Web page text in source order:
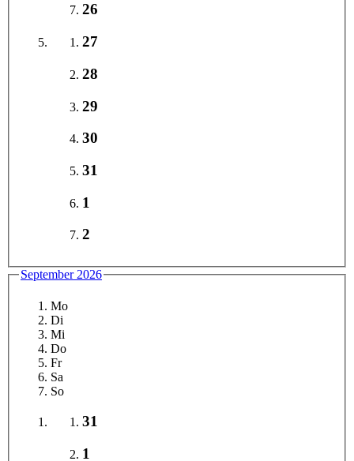
26
27
28
29
30
31
1
2
September 2026
Mo
Di
Mi
Do
Fr
Sa
So
31
1